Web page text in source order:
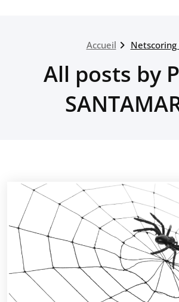
Accueil Netscoring
All posts by